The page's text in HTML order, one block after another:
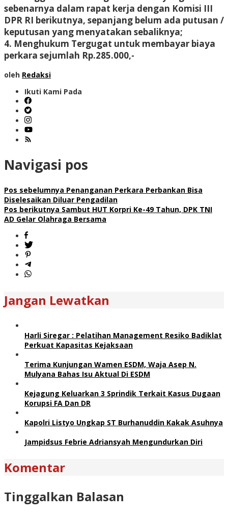
sebenarnya dalam rapat kerja dengan Komisi III
DPR RI berikutnya, sepanjang belum ada putusan /
keputusan yang menyatakan sebaliknya;
4. Menghukum Tergugat untuk membayar biaya
perkara sejumlah Rp.285.000,-
oleh Redaksi
Ikuti Kami Pada
Navigasi pos
Pos sebelumnya Penanganan Perkara Perbankan Bisa
Diselesaikan Diluar Pengadilan
Pos berikutnya Sambut HUT Korpri Ke-49 Tahun, DPK TNI
AD Gelar Olahraga Bersama
Jangan Lewatkan
Harli Siregar : Pelatihan Management Resiko Badiklat
Perkuat Kapasitas Kejaksaan
Terima Kunjungan Wamen ESDM, Waja Asep N.
Mulyana Bahas Isu Aktual Di ESDM
Kejagung Keluarkan 3 Sprindik Terkait Kasus Dugaan
Korupsi FA Dan DR
Kapolri Listyo Ungkap ST Burhanuddin Kakak Asuhnya
Jampidsus Febrie Adriansyah Mengundurkan Diri
Komentar
Tinggalkan Balasan